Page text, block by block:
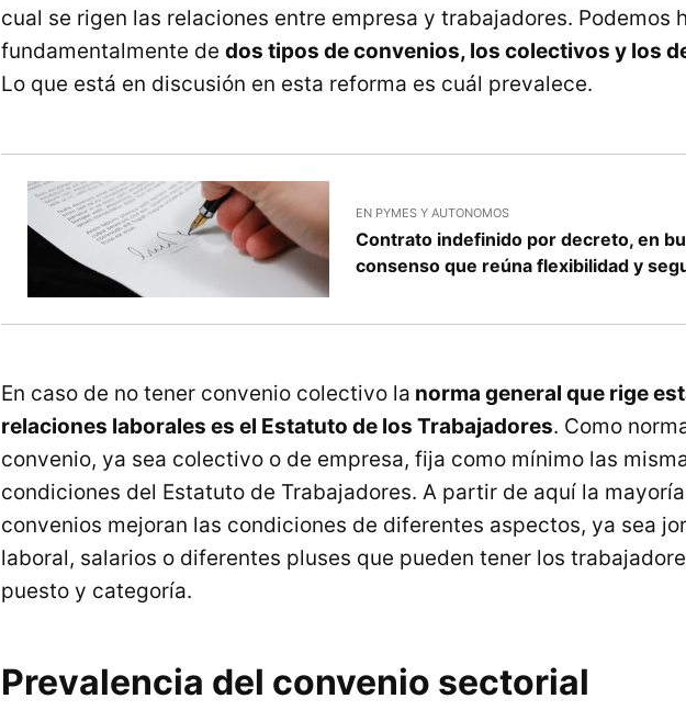
cual se rigen las relaciones entre empresa y trabajadores. Podemos
fundamentalmente de dos tipos de convenios, los colectivos y los
Lo que está en discusión en esta reforma es cuál prevalece.
EN PYMES Y AUTONOMOS
Contrato indefinido por decreto, en
consenso que reúna flexibilidad y
En caso de no tener convenio colectivo la norma general que rige
relaciones laborales es el Estatuto de los Trabajadores. Como
convenio, ya sea colectivo o de empresa, fija como mínimo las
condiciones del Estatuto de Trabajadores. A partir de aquí la
convenios mejoran las condiciones de diferentes aspectos, ya sea
laboral, salarios o diferentes pluses que pueden tener los
puesto y categoría.
Prevalencia del convenio sectorial